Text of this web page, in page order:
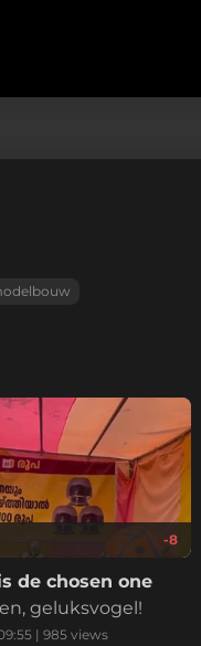
-8
de chosen one
geluksvogel!
| 985views